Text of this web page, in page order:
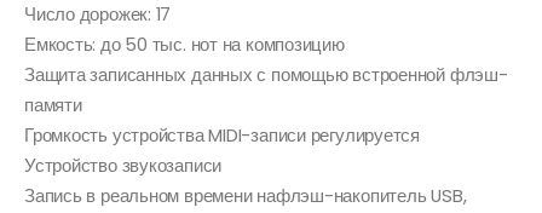
Число дорожек: 17
Емкость: до 50 тыс. нот на композицию
Защита записанных данных с помощью встроенной флэш-
памяти
Громкость устройства MIDI-записи регулируется
Устройство звукозаписи
Запись в реальном времени нафлэш-накопитель USB,